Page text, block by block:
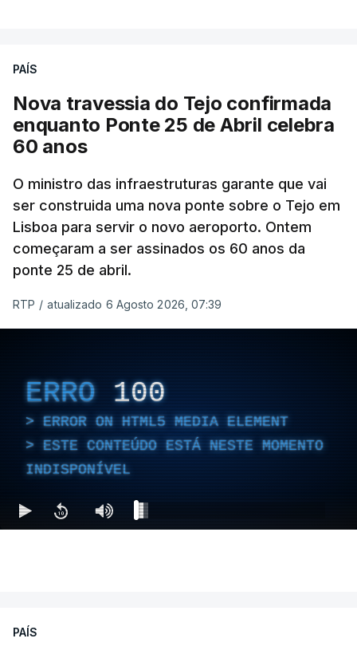
PAÍS
Nova travessia do Tejo confirmada
enquanto Ponte 25 de Abril celebra
60 anos
O ministro das infraestruturas garante que vai
ser construida uma nova ponte sobre o Tejo em
Lisboa para servir o novo aeroporto. Ontem
começaram a ser assinados os 60 anos da
ponte 25 de abril.
RTP / atualizado 6 Agosto 2026, 07:39
ERRO 100
ERROR ON HTML5 MEDIA ELEMENT
ESTE CONTEÚDO ESTÁ NESTE MOMENTO
INDISPONÍVEL
PAÍS